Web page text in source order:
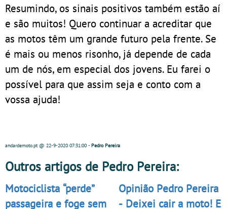
Resumindo, os sinais positivos também estão aí
e são muitos! Quero continuar a acreditar que
as motos têm um grande futuro pela frente. Se
é mais ou menos risonho, já depende de cada
um de nós, em especial dos jovens. Eu farei o
possível para que assim seja e conto com a
vossa ajuda!
andardemoto.pt@ 22-9-2020 07:31:00 - Pedro Pereira
Outros artigos de Pedro Pereira:
Motociclista “perde”
passageira e foge sem
Opinião Pedro Pereira
- Deixei cair a moto! E